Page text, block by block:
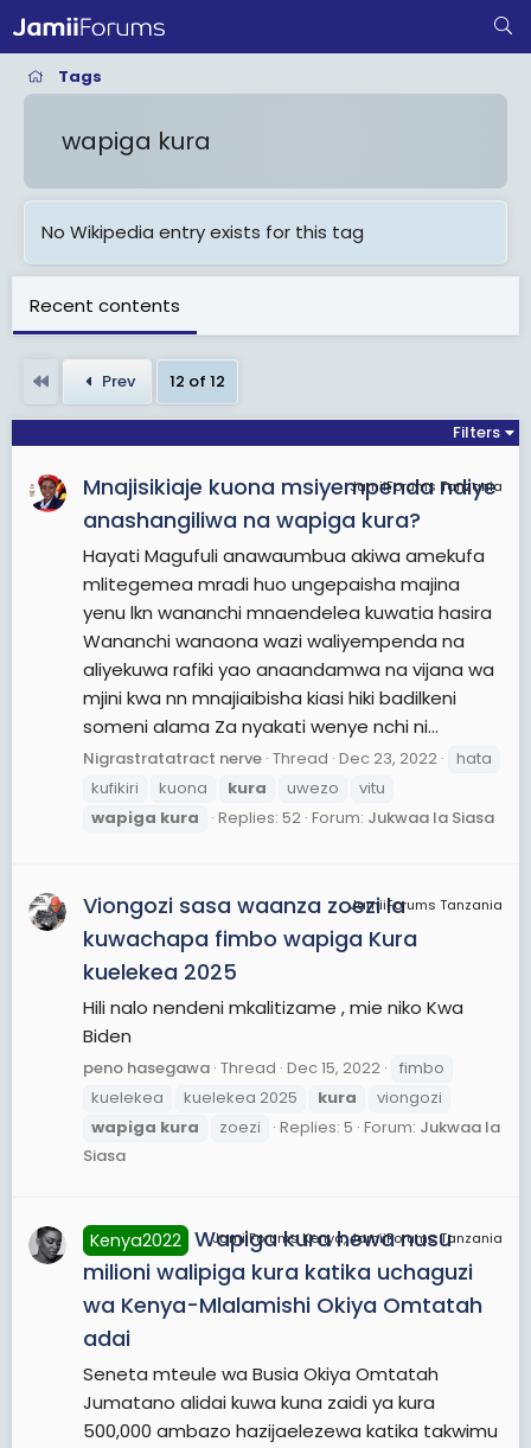
Tags
wapiga kura
No Wikipedia entry exists for this tag
Recent contents
Prev 12 of 12
Filters
JamiiForums Tanzania
Mnajisikiaje kuona msiyempenda ndiye
anashangiliwa na wapiga kura?
Hayati Magufuli anawaumbua akiwa amekufa
mlitegemea mradi huo ungepaisha majina
yenu lkn wananchi mnaendelea kuwatia hasira
Wananchi wanaona wazi waliyempenda na
aliyekuwa rafiki yao anaandamwa na vijana wa
mjini kwa nn mnajiaibisha kiasi hiki badilkeni
someni alama Za nyakati wenye nchi ni...
Nigrastratatract nerve Thread Dec 23, 2022
hata
kufikiri
kuona kura uwezo
vitu
wapiga kura Replies: 52 Forum: Jukwaa la Siasa
JamiiForums Tanzania
Viongozi sasa waanza zoezi la
kuwachapa fimbo wapiga Kura
kuelekea 2025
Hili nalo nendeni mkalitizame , mie niko Kwa
Biden
peno hasegawa Thread Dec 15, 2022
fimbo
kuelekea
kuelekea 2025 kura
viongozi
wapiga kura zoezi Replies: 5 Forum: Jukwaa la
Siasa
JamiiForums Kenya, JamiiForums Tanzania
Kenya2022 Wapiga kura hewa nusu
milioni walipiga kura katika uchaguzi
wa Kenya-Mlalamishi Okiya Omtatah
adai
Seneta mteule wa Busia Okiya Omtatah
Jumatano alidai kuwa kuna zaidi ya kura
500,000 ambazo hazijaelezewa katika takwimu